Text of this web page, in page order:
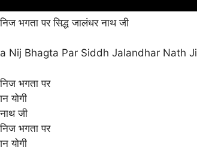
भगता पर सिद्ध जालंधर नाथ जी
Nij Bhagta Par Siddh Jalandhar Nath Ji
भगता पर
योगी
जी
भगता पर
योगी